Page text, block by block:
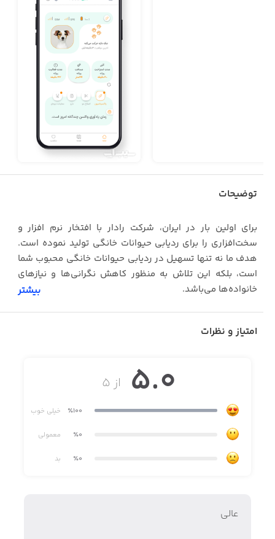
توضیحات
برای اولین بار در ایران، شرکت رادار با افتخار نرم افزار و
سخت‌افزاری را برای ردیابی حیوانات خانگی تولید نموده است.
هدف ما نه تنها تسهیل در ردیابی حیوانات خانگی محبوب شما
است، بلکه این تلاش به منظور کاهش نگرانی‌ها و نیازهای
خانواده‌ها می‌باشد.
تنها با استفاده از رادار، می‌توانید هر شی یا فردی که برایتان
اهمیت دارد را مشاهده و کنترل نمایید.
بیشتر
امتیاز و نظرات
از ۵ 5.0
٪100 خیلی خوب
٪0 معمولی
٪0 بد
عالی